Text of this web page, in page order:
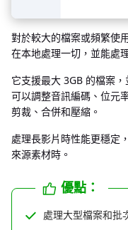
對於較大的檔案或頻繁使
在本地處理一切，並能處
它支援最大 3GB 的檔案
可以調整音訊編碼、位元
剪裁、合併和壓縮。
處理長影片時性能更穩定
來源素材時。
優點：
處理大型檔案和批